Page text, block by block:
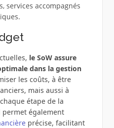
services accompagnés
le SoW assure
dans la gestion
les coûts, à être
mais aussi à
étape de la
également
précise, facilitant